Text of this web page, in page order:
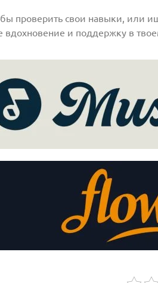
проверить свои навыки, или
вдохновение и поддержку в